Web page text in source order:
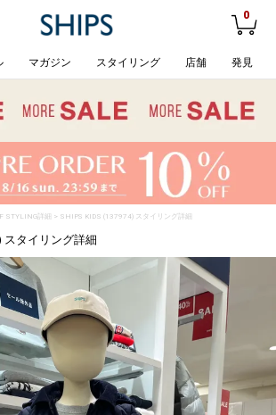
0
マガジン スタイリング 店舗 発見
STYLING詳細 > SHIPS KIDS (137974) スタイリング詳細
スタイリング詳細